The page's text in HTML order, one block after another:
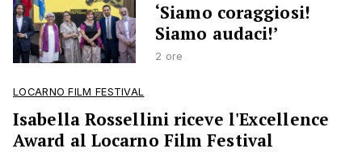
‘Siamo coraggiosi!
Siamo audaci!’
2 ore
LOCARNO FILM FESTIVAL
Isabella Rossellini riceve l'Excellence
Award al Locarno Film Festival